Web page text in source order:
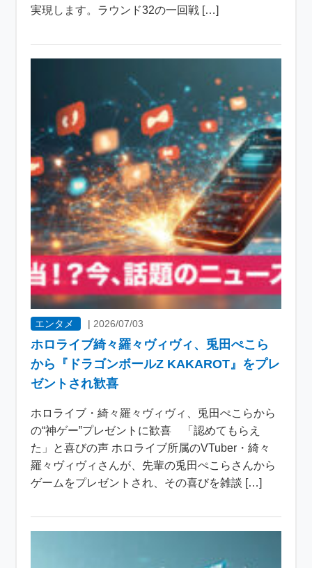
実現します。ラウンド32の一回戦 […]
エンタメ | 2026/07/03
ホロライブ綺々羅々ヴィヴィ、兎田ぺこら
から『ドラゴンボールZ KAKAROT』をプレ
ゼントされ歓喜
ホロライブ・綺々羅々ヴィヴィ、兎田ぺこらから
の“神ゲー”プレゼントに歓喜 「認めてもらえ
た」と喜びの声 ホロライブ所属のVTuber・綺々
羅々ヴィヴィさんが、先輩の兎田ぺこらさんから
ゲームをプレゼントされ、その喜びを雑談 […]